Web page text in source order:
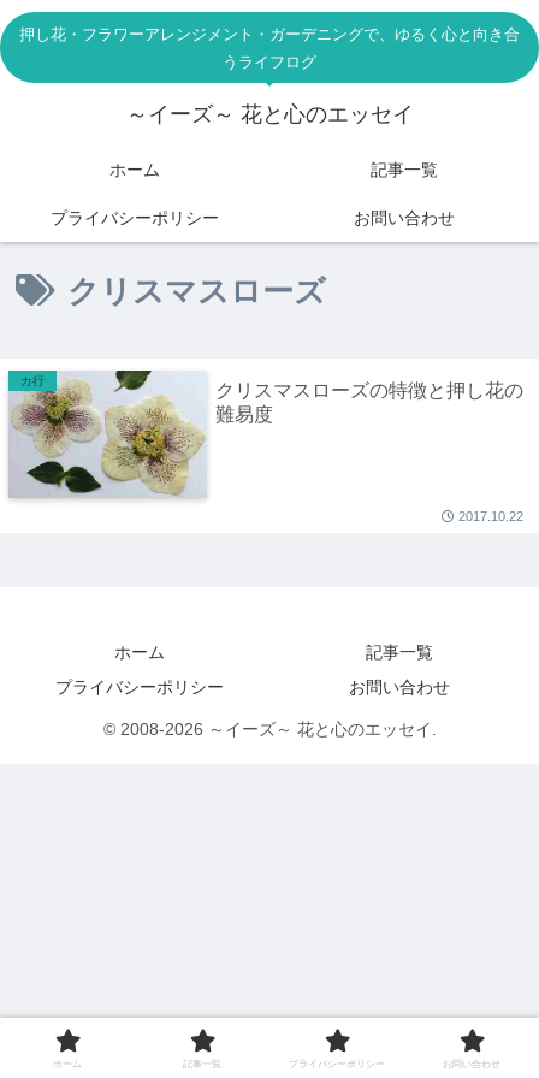
押し花・フラワーアレンジメント・ガーデニングで、ゆるく心と向き合
うライフログ
～イーズ～ 花と心のエッセイ
ホーム 記事一覧
プライバシーポリシー お問い合わせ
クリスマスローズ
カ行
クリスマスローズの特徴と押し花の
難易度
2017.10.22
ホーム
記事一覧
プライバシーポリシー
お問い合わせ
© 2008-2026 ～イーズ～ 花と心のエッセイ.
ホーム 記事一覧 プライバシーポリシー お問い合わせ